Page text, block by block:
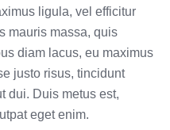
ligula, vel efficitur
mauris massa, quis
diam lacus, eu maximus
justo risus, tincidunt
dui. Duis metus est,
eget enim.